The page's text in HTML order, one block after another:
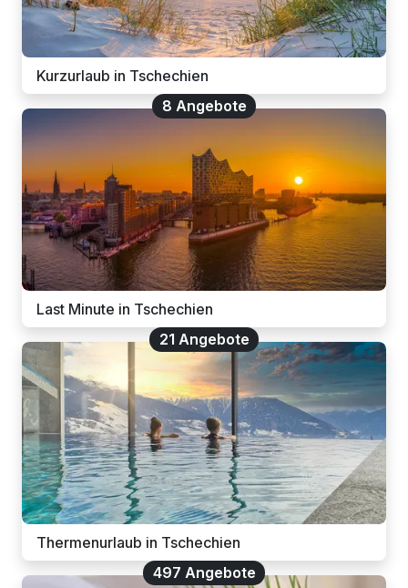
Kurzurlaub in Tschechien
8 Angebote
Last Minute in Tschechien
21 Angebote
Thermenurlaub in Tschechien
497 Angebote